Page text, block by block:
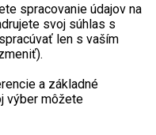
spracovanie údajov na
svoj súhlas s
len s vaším
a základné
výber môžete